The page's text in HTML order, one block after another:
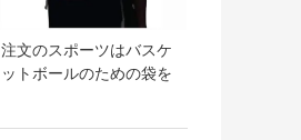
注文のスポーツはバスケ
ットボールのための袋を